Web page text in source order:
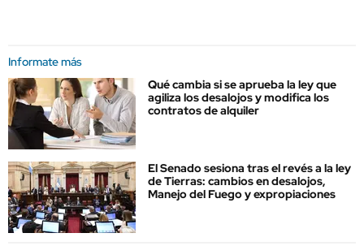
Informate más
Qué cambia si se aprueba la ley que
agiliza los desalojos y modifica los
contratos de alquiler
El Senado sesiona tras el revés a la ley
de Tierras: cambios en desalojos,
Manejo del Fuego y expropiaciones